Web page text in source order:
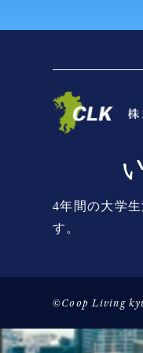
4年間の大学
す。
©Coop Living